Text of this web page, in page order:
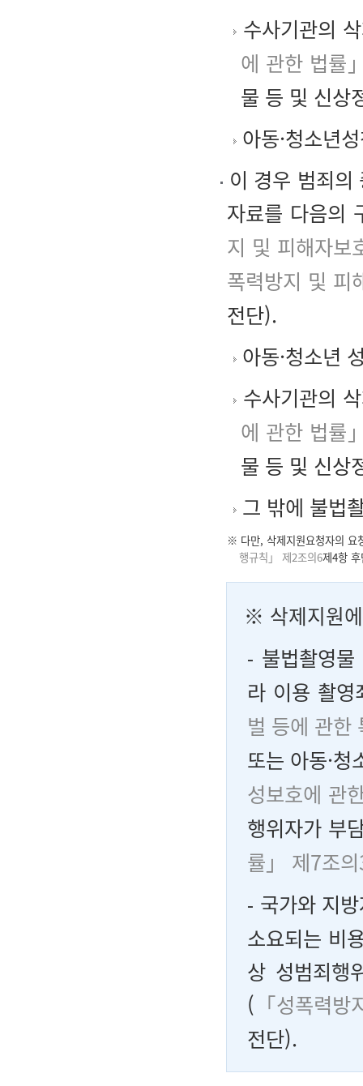
수사기관의
에 관한 법률
물 등 및 신상
아동·청소년
이 경우 범죄
자료를 다음의
지 및 피해자보
폭력방지 및 피
전단).
아동·청소년
수사기관의
에 관한 법률
물 등 및 신상
그 밖에 불법
※ 다만, 삭제지원요청자의 요
행규칙」 제2조의6제4항
※ 삭제지원
⁃ 불법촬영
라 이용 촬영
벌 등에 관한
또는 아동·청
성보호에 관
행위자가 부
률」 제7조
⁃ 국가와 지
소요되는 비
상 성범죄
( 「성폭력
전단).